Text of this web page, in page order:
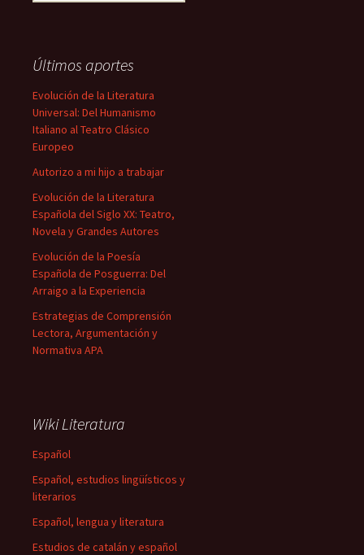
Últimos aportes
Evolución de la Literatura
Universal: Del Humanismo
Italiano al Teatro Clásico
Europeo
Autorizo a mi hijo a trabajar
Evolución de la Literatura
Española del Siglo XX: Teatro,
Novela y Grandes Autores
Evolución de la Poesía
Española de Posguerra: Del
Arraigo a la Experiencia
Estrategias de Comprensión
Lectora, Argumentación y
Normativa APA
Wiki Literatura
Español
Español, estudios lingüísticos y
literarios
Español, lengua y literatura
Estudios de catalán y español